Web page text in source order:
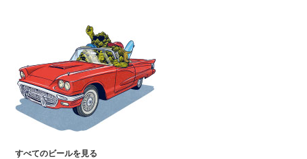
すべてのビールを見る